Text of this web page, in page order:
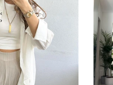
‹
›